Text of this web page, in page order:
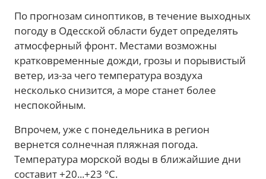
По прогнозам синоптиков, в течение выходных
погоду в Одесской области будет определять
атмосферный фронт. Местами возможны
кратковременные дожди, грозы и порывистый
ветер, из-за чего температура воздуха
несколько снизится, а море станет более
неспокойным.
Впрочем, уже с понедельника в регион
вернется солнечная пляжная погода.
Температура морской воды в ближайшие дни
составит +20...+23 °C.